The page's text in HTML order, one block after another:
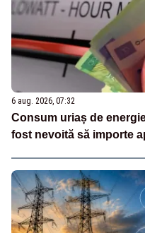
6 aug. 2026, 07:32
Consum uriaș de
fost nevoită să importe